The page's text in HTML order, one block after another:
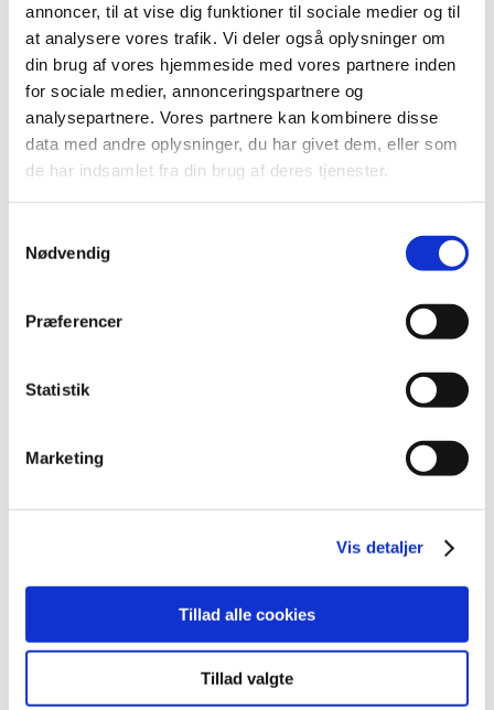
annoncer, til at vise dig funktioner til sociale medier og til
at analysere vores trafik. Vi deler også oplysninger om
din brug af vores hjemmeside med vores partnere inden
for sociale medier, annonceringspartnere og
analysepartnere. Vores partnere kan kombinere disse
data med andre oplysninger, du har givet dem, eller som
de har indsamlet fra din brug af deres tjenester.
Nødvendig
Præferencer
Statistik
Marketing
Vis detaljer
Tillad alle cookies
Tillad valgte
|5. januar 2017 |
Lægemiddelstyrelsen har besluttet, at Xultophy skal have
generelt klausuleret tilskud med virkning fra 16. januar…
Alle (513)
TID
2025 (13)
2020 (13)
2018 (46)